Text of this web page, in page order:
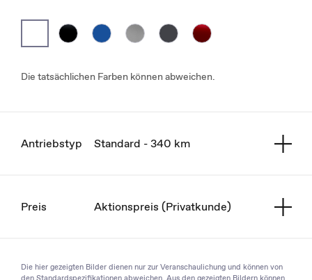
Die tatsächlichen Farben können abweichen.
Antriebstyp Standard - 340 km
Preis Aktionspreis (Privatkunde)
Die hier gezeigten Bilder dienen nur zur Veranschaulichung und können von
den Standardspezifikationen abweichen. Aus den gezeigten Bildern können